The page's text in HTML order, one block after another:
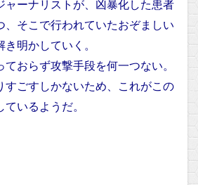
ャーナリストが、凶暴化した患者
、そこで行われていたおぞましい
き明かしていく。
おらず攻撃手段を何一つない。
すごすしかないため、これがこの
いるようだ。